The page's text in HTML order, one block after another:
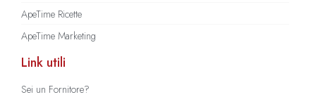
ApeTime Ricette
ApeTime Marketing
Link utili
Sei un Fornitore?